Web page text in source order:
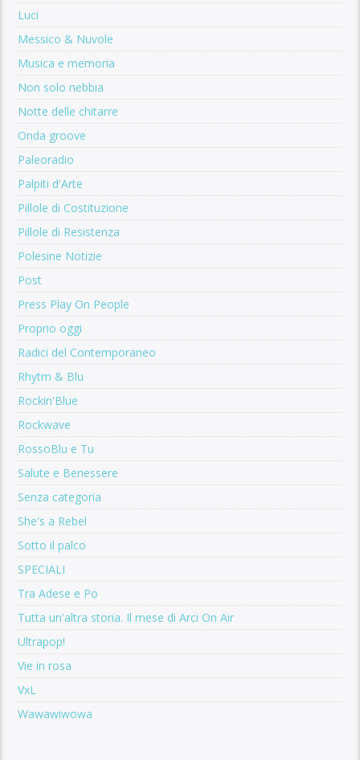
Luci
Messico & Nuvole
Musica e memoria
Non solo nebbia
Notte delle chitarre
Onda groove
Paleoradio
Palpiti d'Arte
Pillole di Costituzione
Pillole di Resistenza
Polesine Notizie
Post
Press Play On People
Proprio oggi
Radici del Contemporaneo
Rhytm & Blu
Rockin'Blue
Rockwave
RossoBlu e Tu
Salute e Benessere
Senza categoria
She's a Rebel
Sotto il palco
SPECIALI
Tra Adese e Po
Tutta un'altra storia. Il mese di Arci On Air
Ultrapop!
Vie in rosa
VxL
Wawawiwowa